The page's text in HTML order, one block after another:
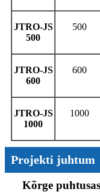
JTRO-JS
500
500
JTRO-JS
600
600
JTRO-JS
1000
1000
Projekti juhtum
Kõrge